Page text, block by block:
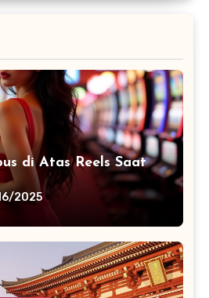
di Atas Reels Saat
2025